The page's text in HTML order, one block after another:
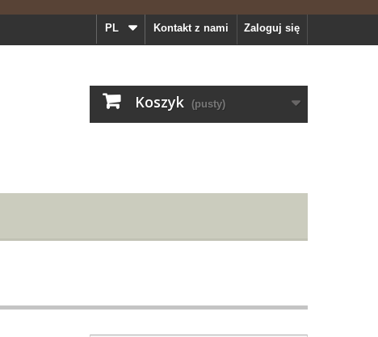
Zaloguj się
Kontakt z nami
PL
Koszyk (pusty)